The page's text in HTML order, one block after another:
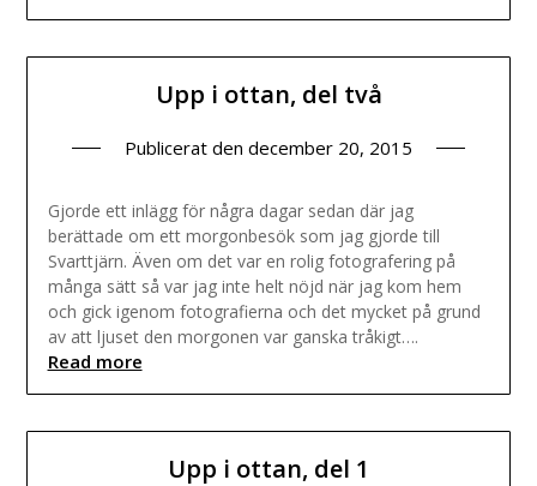
Upp i ottan, del två
Publicerat den december 20, 2015
Gjorde ett inlägg för några dagar sedan där jag
berättade om ett morgonbesök som jag gjorde till
Svarttjärn. Även om det var en rolig fotografering på
många sätt så var jag inte helt nöjd när jag kom hem
och gick igenom fotografierna och det mycket på grund
av att ljuset den morgonen var ganska tråkigt….
Read more
Upp i ottan, del 1